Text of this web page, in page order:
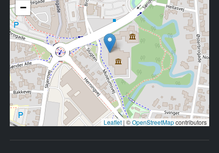
−
Leaflet | ©OpenStreetMapcontributors